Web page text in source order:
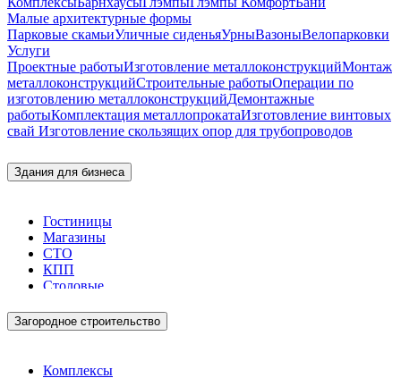
Малые архитектурные формы
Парковые скамьиУличные сиденьяУрныВазоныВелопарковки
Услуги
Проектные работыИзготовление металлоконструкцийМонтаж
металлоконструкцийСтроительные работыОперации по
изготовлению металлоконструкцийДемонтажные
работыКомплектация металлопрокатаИзготовление винтовых
свай Изготовление скользящих опор для трубопроводов
Здания для бизнеса
Гостиницы
Магазины
СТО
КПП
Столовые
Загородное строительство
Комплексы